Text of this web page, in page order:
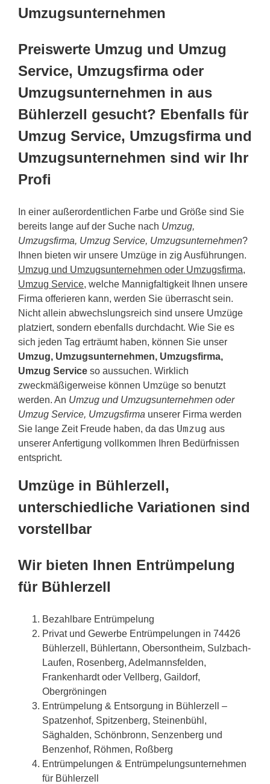
Umzugsunternehmen
Preiswerte Umzug und Umzug
Service, Umzugsfirma oder
Umzugsunternehmen in aus
Bühlerzell gesucht? Ebenfalls für
Umzug Service, Umzugsfirma und
Umzugsunternehmen sind wir Ihr
Profi
In einer außerordentlichen Farbe und Größe sind Sie
bereits lange auf der Suche nach Umzug,
Umzugsfirma, Umzug Service, Umzugsunternehmen?
Ihnen bieten wir unsere Umzüge in zig Ausführungen.
Umzug und Umzugsunternehmen oder Umzugsfirma,
Umzug Service, welche Mannigfaltigkeit Ihnen unsere
Firma offerieren kann, werden Sie überrascht sein.
Nicht allein abwechslungsreich sind unsere Umzüge
platziert, sondern ebenfalls durchdacht. Wie Sie es
sich jeden Tag erträumt haben, können Sie unser
Umzug, Umzugsunternehmen, Umzugsfirma,
Umzug Service so aussuchen. Wirklich
zweckmäßigerweise können Umzüge so benutzt
werden. An Umzug und Umzugsunternehmen oder
Umzug Service, Umzugsfirma unserer Firma werden
Sie lange Zeit Freude haben, da das Umzug aus
unserer Anfertigung vollkommen Ihren Bedürfnissen
entspricht.
Umzüge in Bühlerzell,
unterschiedliche Variationen sind
vorstellbar
Wir bieten Ihnen Entrümpelung
für Bühlerzell
Bezahlbare Entrümpelung
Privat und Gewerbe Entrümpelungen in 74426
Bühlerzell, Bühlertann, Obersontheim, Sulzbach-
Laufen, Rosenberg, Adelmannsfelden,
Frankenhardt oder Vellberg, Gaildorf,
Obergröningen
Entrümpelung & Entsorgung in Bühlerzell –
Spatzenhof, Spitzenberg, Steinenbühl,
Säghalden, Schönbronn, Senzenberg und
Benzenhof, Röhmen, Roßberg
Entrümpelungen & Entrümpelungsunternehmen
für Bühlerzell